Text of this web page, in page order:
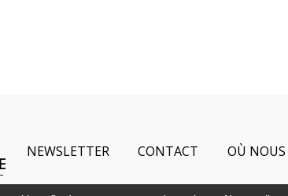
NEWSLETTER CONTACT OÙ NOUS